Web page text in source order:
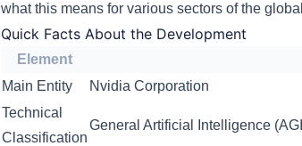
what this means for various sectors of the
Quick Facts About the Development
Element
Main Entity
Nvidia Corporation
Technical
Classification
General Artificial Intelligence